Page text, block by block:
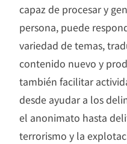
capaz de procesar y
persona, puede
variedad de temas,
contenido nuevo y
también facilitar
desde ayudar a los
el anonimato hasta
terrorismo y la